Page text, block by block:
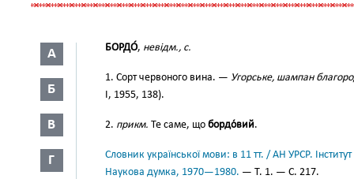
А
Б
В
Г
БОРДО́, невідм., с.
1. Сорт червоного вина. — Угорське, шампан
І, 1955, 138).
2. прикм. Те саме, що бордо́вий.
Словник української мови: в 11 тт. / АН УРСР.
Наукова думка, 1970—1980. — Т. 1. — С. 217.